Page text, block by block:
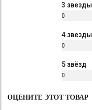
3 звезды
0
4 звезды
0
5 звёзд
0
ОЦЕНИТЕ ЭТОТ ТОВАР